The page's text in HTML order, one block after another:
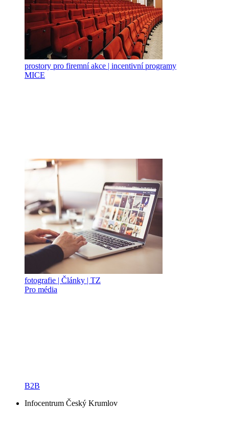
prostory pro firemní akce | incentivní programy
MICE
fotografie | Články | TZ
Pro média
B2B
Infocentrum Český Krumlov